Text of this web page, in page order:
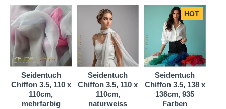
Seidentuch
Chiffon 3.5, 110 x
110cm,
mehrfarbig
Seidentuch
Chiffon 3.5, 110 x
110cm,
naturweiss
HOT
Seidentuch
Chiffon 3.5, 138 x
138cm, 935
Farben